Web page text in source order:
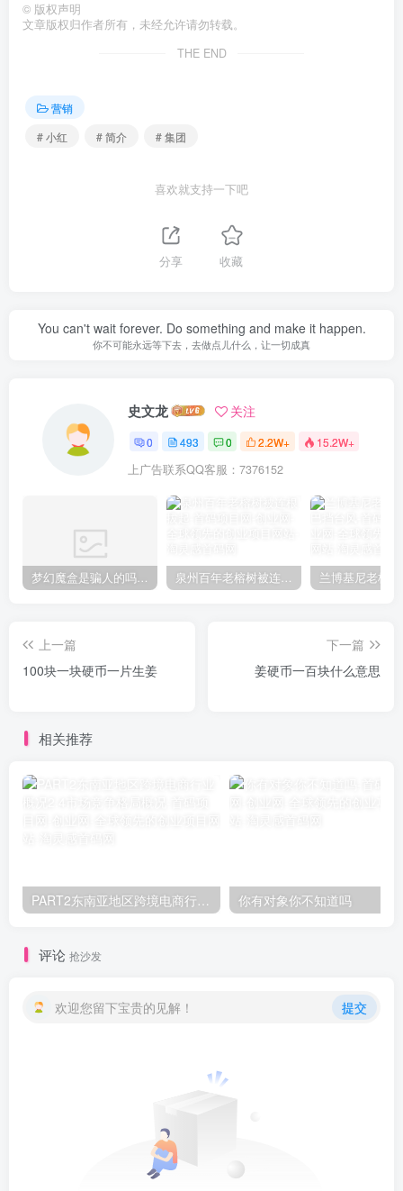
© 版权声明
文章版权归作者所有，未经允许请勿转载。
THE END
营销
# 小红
# 简介 # 集团
喜欢就支持一下吧
分享 收藏
You can't wait forever. Do something and make it happen.
你不可能永远等下去，去做点儿什么，让一切成真
史文龙 关注
0 493 0 2.2W+ 15.2W+
上广告联系QQ客服：7376152
梦幻魔盒是骗人的吗【梦幻魔盒干嘛的】 泉州百年老榕树被连根拔起
上一篇
100块一块硬币一片生姜
下一篇
姜硬币一百块什么意思
相关推荐
PART2东南亚地区跨境电商行业概况2.4市场竞争格局概况 你有对象你不知道吗
评论 抢沙发
欢迎您留下宝贵的见解！ 提交